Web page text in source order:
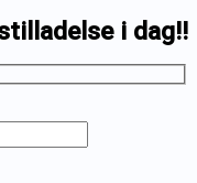
i dag!!